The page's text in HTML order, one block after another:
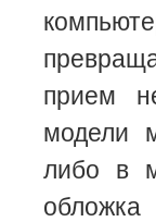
прием
модели
либо в